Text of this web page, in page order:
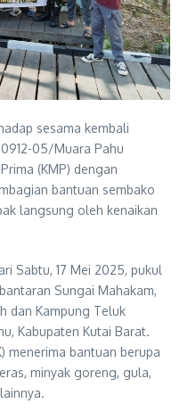
sesama kembali
05/Muara Pahu
(KMP) dengan
bantuan sembako
langsung oleh kenaikan
Sabtu, 17 Mei 2025, pukul
Sungai Mahakam,
dan Kampung Teluk
Kabupaten Kutai Barat.
menerima bantuan berupa
minyak goreng, gula,